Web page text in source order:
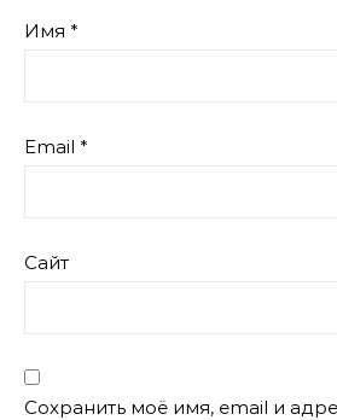
Имя *
Email *
Сайт
Сохранить моё имя, email и